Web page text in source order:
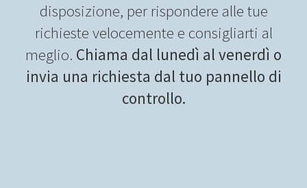
disposizione, per rispondere alle tue
richieste velocemente e consigliarti al
meglio. Chiama dal lunedì al venerdì o
invia una richiesta dal tuo pannello di
controllo.